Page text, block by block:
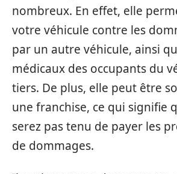
nombreux. En effet, elle
votre véhicule contre les
par un autre véhicule, ainsi
médicaux des occupants du
tiers. De plus, elle peut être
une franchise, ce qui signifie
serez pas tenu de payer les
de dommages.